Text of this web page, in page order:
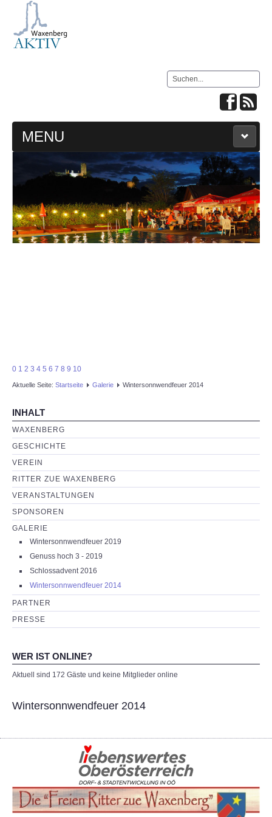
Suchen
MENU
LIVE WEBCAM & WETTER
IMPRESSUM
0 1 2 3 4 5 6 7 8 9 10
Aktuelle Seite: Startseite Galerie Wintersonnwendfeuer 2014
INHALT
WAXENBERG
GESCHICHTE
VEREIN
RITTER ZUE WAXENBERG
VERANSTALTUNGEN
SPONSOREN
GALERIE
Wintersonnwendfeuer 2019
Genuss hoch 3 - 2019
Schlossadvent 2016
Wintersonnwendfeuer 2014
PARTNER
PRESSE
WER IST ONLINE?
Aktuell sind 172 Gäste und keine Mitglieder online
Wintersonnwendfeuer 2014